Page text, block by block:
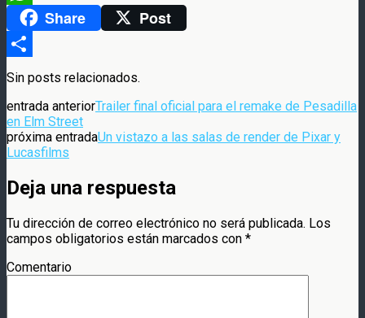
WhatsAppShare Post
Compartir
Sin posts relacionados.
entrada anteriorTrailer final oficial para el remake de Pesadilla
en Elm Street
próxima entradaUn vistazo a las salas de render de Pixar y
Lucasfilms
Deja una respuesta
Tu dirección de correo electrónico no será publicada. Los
campos obligatorios están marcados con *
Comentario